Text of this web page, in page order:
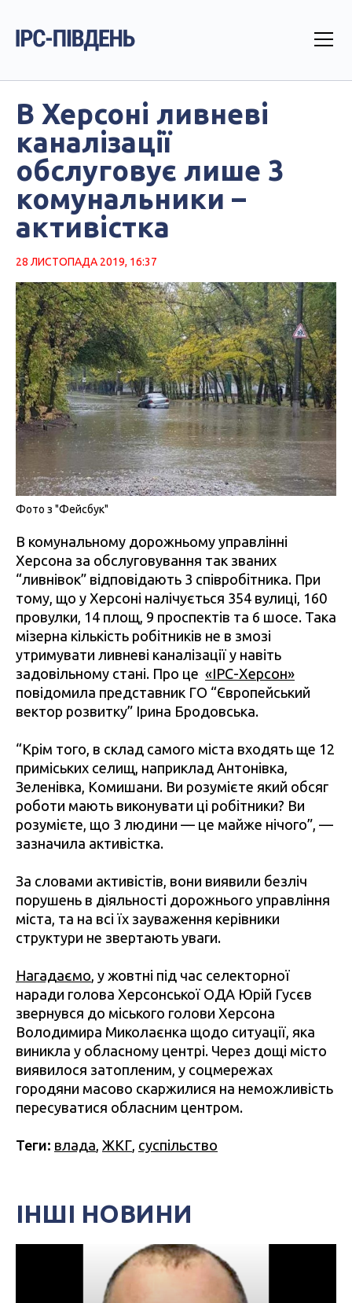
В Херсоні ливневі
каналізації
обслуговує лише 3
комунальники –
активістка
28 ЛИСТОПАДА 2019, 16:37
Фото з "Фейсбук"
В комунальному дорожньому управлінні
Херсона за обслуговування так званих
“ливнівок” відповідають 3 співробітника. При
тому, що у Херсоні налічується 354 вулиці, 160
провулки, 14 площ, 9 проспектів та 6 шосе. Така
мізерна кількість робітників не в змозі
утримувати ливневі каналізації у навіть
задовільному стані. Про це «ІРС-Херсон»
повідомила представник ГО “Європейський
вектор розвитку” Ірина Бродовська.
“Крім того, в склад самого міста входять ще 12
приміських селищ, наприклад Антонівка,
Зеленівка, Комишани. Ви розумієте який обсяг
роботи мають виконувати ці робітники? Ви
розумієте, що 3 людини — це майже нічого”, —
зазначила активістка.
За словами активістів, вони виявили безліч
порушень в діяльності дорожнього управління
міста, та на всі їх зауваження керівники
структури не звертають уваги.
Нагадаємо, у жовтні під час селекторної
наради голова Херсонської ОДА Юрій Гусєв
звернувся до міського голови Херсона
Володимира Миколаєнка щодо ситуації, яка
виникла у обласному центрі. Через дощі місто
виявилося затопленим, у соцмережах
городяни масово скаржилися на неможливість
пересуватися обласним центром.
Теги: влада, ЖКГ, суспільство
ІНШІ НОВИНИ